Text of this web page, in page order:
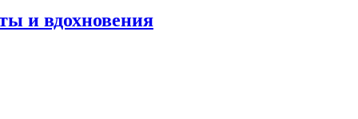
и вдохновения